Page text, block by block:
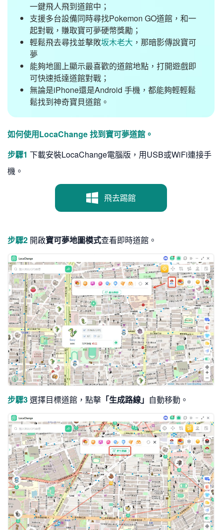
一鍵飛人飛到道館中；
支援多台設備同時尋找Pokemon GO道館，和一
起對戰，賺取寶可夢硬幣獎勵；
輕鬆飛去尋找並擊敗坂木老大 ，那暗影傳說寶可
夢
能夠地圖上顯示最喜歡的道館地點，打開遊戲即
可快速抵達道館對戰；
無論是iPhone還是Android 手機，都能夠輕輕鬆
鬆找到神奇寶貝道館。
如何使用LocaChange 找到寶可夢道館。
步驟1 下載安裝LocaChange電腦版，用USB或WiFi連接手
機。
飛去踢館
步驟2 開啟寶可夢地圖模式查看即時道館。
步驟3選擇目標道館，點擊 「生成路線」 自動移動。